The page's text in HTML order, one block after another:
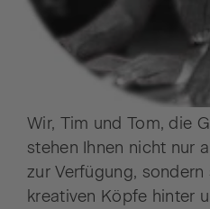
Wir, Tim und Tom, die
stehen Ihnen nicht nur
zur Verfügung,
kreativen Köpfe hinter